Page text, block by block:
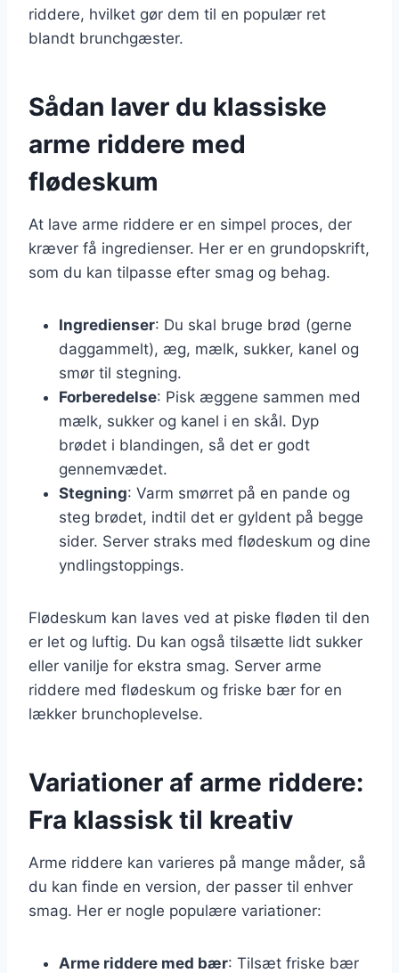
riddere, hvilket gør dem til en populær ret
blandt brunchgæster.
Sådan laver du klassiske
arme riddere med
flødeskum
At lave arme riddere er en simpel proces, der
kræver få ingredienser. Her er en grundopskrift,
som du kan tilpasse efter smag og behag.
Ingredienser: Du skal bruge brød (gerne
daggammelt), æg, mælk, sukker, kanel og
smør til stegning.
Forberedelse: Pisk æggene sammen med
mælk, sukker og kanel i en skål. Dyp
brødet i blandingen, så det er godt
gennemvædet.
Stegning: Varm smørret på en pande og
steg brødet, indtil det er gyldent på begge
sider. Server straks med flødeskum og dine
yndlingstoppings.
Flødeskum kan laves ved at piske fløden til den
er let og luftig. Du kan også tilsætte lidt sukker
eller vanilje for ekstra smag. Server arme
riddere med flødeskum og friske bær for en
lækker brunchoplevelse.
Variationer af arme riddere:
Fra klassisk til kreativ
Arme riddere kan varieres på mange måder, så
du kan finde en version, der passer til enhver
smag. Her er nogle populære variationer:
Arme riddere med bær: Tilsæt friske bær